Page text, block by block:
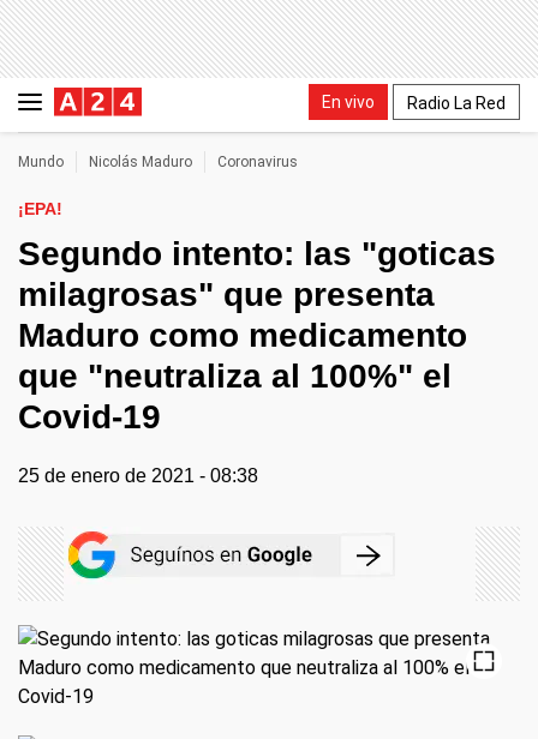
En vivo Radio La Red
Mundo Nicolás Maduro Coronavirus
¡EPA!
Segundo intento: las "goticas
milagrosas" que presenta
Maduro como medicamento
que "neutraliza al 100%" el
Covid-19
25 de enero de 2021 - 08:38